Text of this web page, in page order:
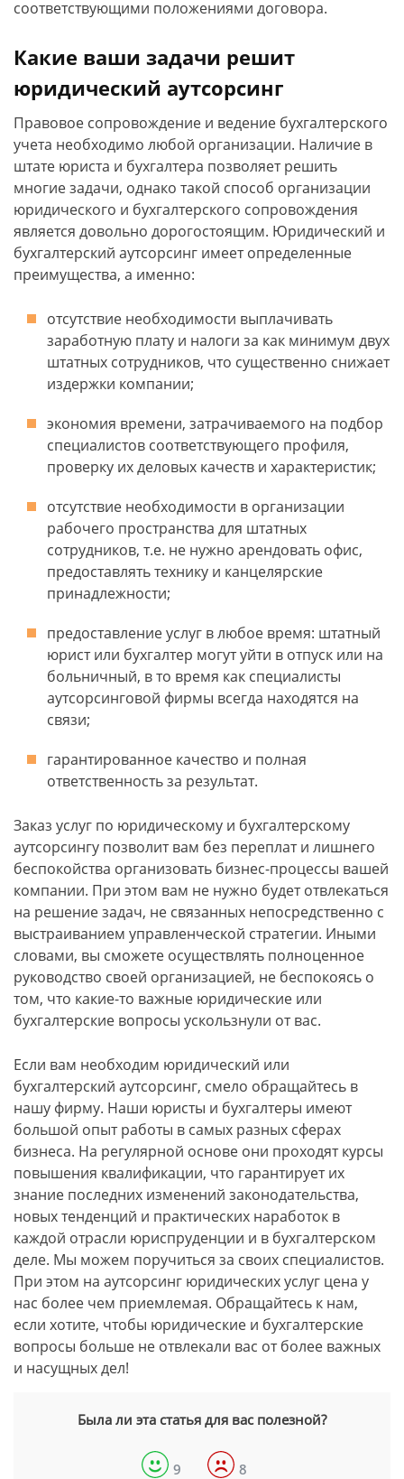
соответствующими положениями договора.
Какие ваши задачи решит
юридический аутсорсинг
Правовое сопровождение и ведение бухгалтерского
учета необходимо любой организации. Наличие в
штате юриста и бухгалтера позволяет решить
многие задачи, однако такой способ организации
юридического и бухгалтерского сопровождения
является довольно дорогостоящим. Юридический и
бухгалтерский аутсорсинг имеет определенные
преимущества, а именно:
отсутствие необходимости выплачивать
заработную плату и налоги за как минимум двух
штатных сотрудников, что существенно снижает
издержки компании;
экономия времени, затрачиваемого на подбор
специалистов соответствующего профиля,
проверку их деловых качеств и характеристик;
отсутствие необходимости в организации
рабочего пространства для штатных
сотрудников, т.е. не нужно арендовать офис,
предоставлять технику и канцелярские
принадлежности;
предоставление услуг в любое время: штатный
юрист или бухгалтер могут уйти в отпуск или на
больничный, в то время как специалисты
аутсорсинговой фирмы всегда находятся на
связи;
гарантированное качество и полная
ответственность за результат.
Заказ услуг по юридическому и бухгалтерскому
аутсорсингу позволит вам без переплат и лишнего
беспокойства организовать бизнес-процессы вашей
компании. При этом вам не нужно будет отвлекаться
на решение задач, не связанных непосредственно с
выстраиванием управленческой стратегии. Иными
словами, вы сможете осуществлять полноценное
руководство своей организацией, не беспокоясь о
том, что какие-то важные юридические или
бухгалтерские вопросы ускользнули от вас.
Если вам необходим юридический или
бухгалтерский аутсорсинг, смело обращайтесь в
нашу фирму. Наши юристы и бухгалтеры имеют
большой опыт работы в самых разных сферах
бизнеса. На регулярной основе они проходят курсы
повышения квалификации, что гарантирует их
знание последних изменений законодательства,
новых тенденций и практических наработок в
каждой отрасли юриспруденции и в бухгалтерском
деле. Мы можем поручиться за своих специалистов.
При этом на аутсорсинг юридических услуг цена у
нас более чем приемлемая. Обращайтесь к нам,
если хотите, чтобы юридические и бухгалтерские
вопросы больше не отвлекали вас от более важных
и насущных дел!
Была ли эта статья для вас полезной?
9 8